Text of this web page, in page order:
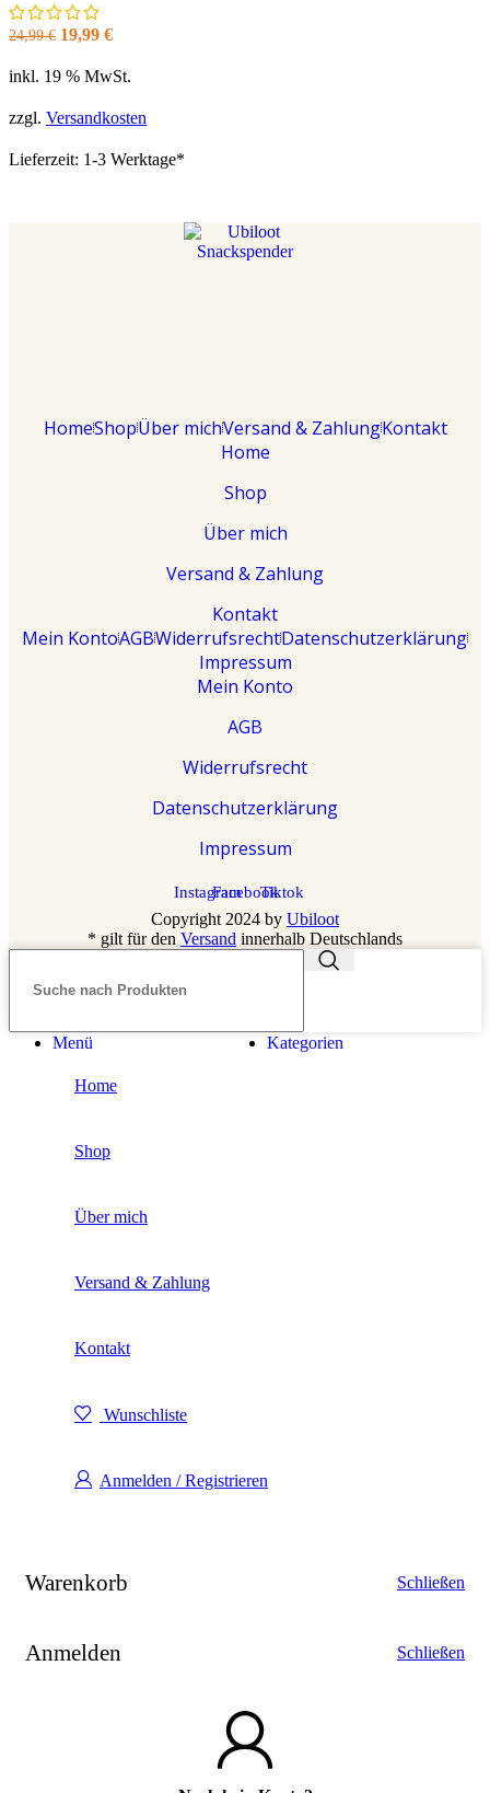
24,99€ Ursprünglicher
war:
19,99 €Aktueller
ist:
inkl. 19 % MwSt.
zzgl. Versandkosten
Lieferzeit: 1-3 Werktage*
HomeShopÜber michVersand & ZahlungKontakt
Home
Shop
Über mich
Versand & Zahlung
Kontakt
Mein KontoAGBWiderrufsrechtDatenschutzerklärung
Impressum
Mein Konto
AGB
Widerrufsrecht
Datenschutzerklärung
Impressum
InstagramFacebookTiktok
Copyright 2024 by Ubiloot
* gilt für den Versand innerhalb Deutschlands
Menü Kategorien
Home
Shop
Über mich
Versand & Zahlung
Kontakt
Wunschliste
Anmelden / Registrieren
Warenkorb Schließen
Anmelden Schließen